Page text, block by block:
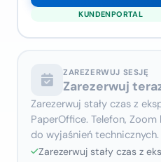
ZAREZERWUJ SESJĘ
Zarezerwuj
Zarezerwuj stały czas z
PaperOffice. Telefon,
do wyjaśnień technicznych.
Zarezerwuj stały czas z